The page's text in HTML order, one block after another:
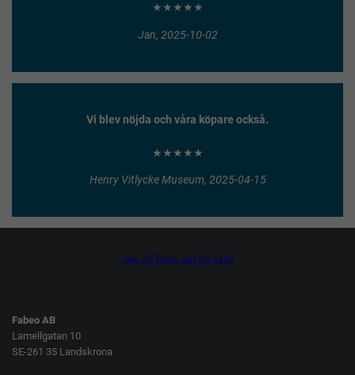
★★★★★
Jan, 2025-10-02
Vi blev nöjda och våra köpare också.
★★★★★
Henry Vitlycke Museum, 2025-04-15
Jag vill köpa Jag vill sälja
Fabeo AB
Lamellgatan 10
SE-261 35 Landskrona